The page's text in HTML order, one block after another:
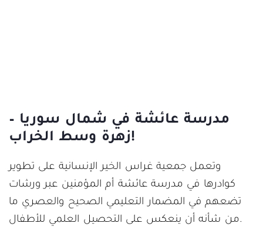
مدرسة عائشة في شمال سوريا –
زهرة وسط الخراب!
وتعمل جمعية غراس الخير الإنسانية على تطوير
كوادرها في مدرسة عائشة أم المؤمنين عبر ورشات
تضعهم في المضمار التعليمي الصحيح والعصري ما
من شأنه أن ينعكس على التحصيل العلمي للأطفال.